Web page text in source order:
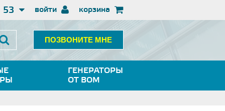
войти
53 корзина
ПОЗВОНИТЕ МНЕ
ГЕНЕРАТОРЫ
ОТ ВОМ